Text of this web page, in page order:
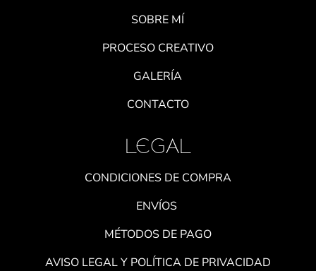
SOBRE MÍ
PROCESO CREATIVO
GALERÍA
CONTACTO
LEGAL
CONDICIONES DE COMPRA
ENVÍOS
MÉTODOS DE PAGO
AVISO LEGAL Y POLÍTICA DE PRIVACIDAD